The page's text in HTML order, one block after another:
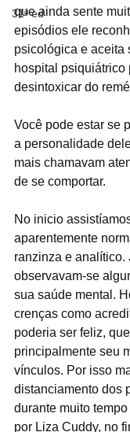
31ª ed
que ainda sente
episódios ele
psicológica e aceita
hospital psiquiátrico
desintoxicar do
Você pode estar se
a personalidade
mais chamavam
de se comportar.
No inicio
aparentemente
ranzinza e analítico.
observavam-se
sua saúde mental.
crenças como
poderia ser feliz,
principalmente seu
vínculos. Por isso
distanciamento dos
durante muito
por Liza Cuddy, no